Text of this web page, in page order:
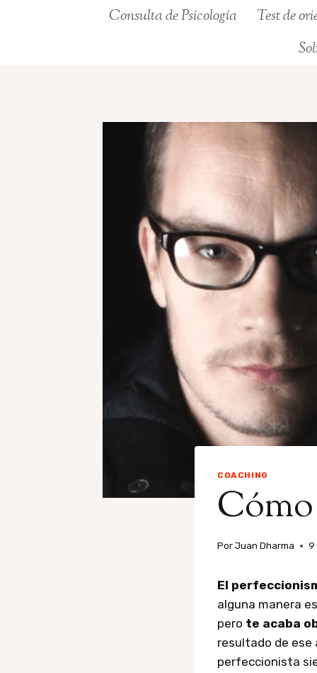
Consulta de Psicología
Test de
COACHING
PorJuan Dharma 9
El
alguna manera
pero te acaba
resultado de
perfeccionista